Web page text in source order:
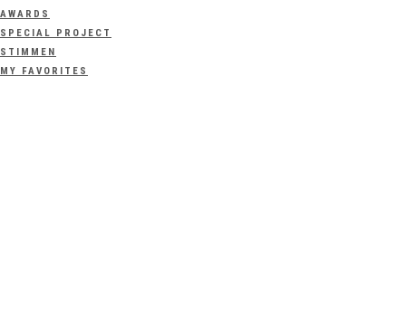
AWARDS
SPECIAL PROJECT
STIMMEN
MY FAVORITES